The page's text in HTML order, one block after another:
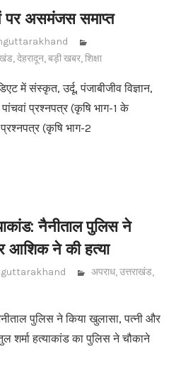
पर असमंजस समाप्त
,देहरादून,बड़ी खबर,शिक्षा
में संस्कृत, उर्दू, पंजाबीजीव विज्ञान,
प्रश्नपत्र (कृषि भाग-1 के
(कृषि भाग-2
नैनीताल पुलिस ने
आशिक ने की हत्या
अपराध,उत्तराखंड,
पुलिस ने किया खुलासा, पत्नी और
शर्मा हत्याकांड का पुलिस ने चौकाने